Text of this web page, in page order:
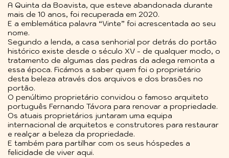
A Quinta da Boavista, que esteve abandonada durante
mais de 10 anos, foi recuperada em 2020.
E a emblemática palavra “Vinte” foi acrescentada ao seu
nome.
Segundo a lenda, a casa senhorial por detrás do portão
histórico existe desde o século XV - de qualquer modo, o
tratamento de algumas das pedras da adega remonta a
essa época. Ficámos a saber quem foi o proprietário
desta beleza através dos arquivos e dos brasões no
portão.
O penúltimo proprietário convidou o famoso arquiteto
português Fernando Távora para renovar a propriedade.
Os atuais proprietários juntaram uma equipa
internacional de arquitetos e construtores para restaurar
e realçar a beleza da propriedade.
E também para partilhar com os seus hóspedes a
felicidade de viver aqui.